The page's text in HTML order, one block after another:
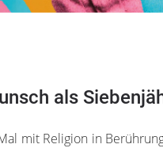
als
mit Religion in